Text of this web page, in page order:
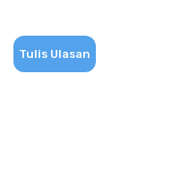
Tulis Ulasan